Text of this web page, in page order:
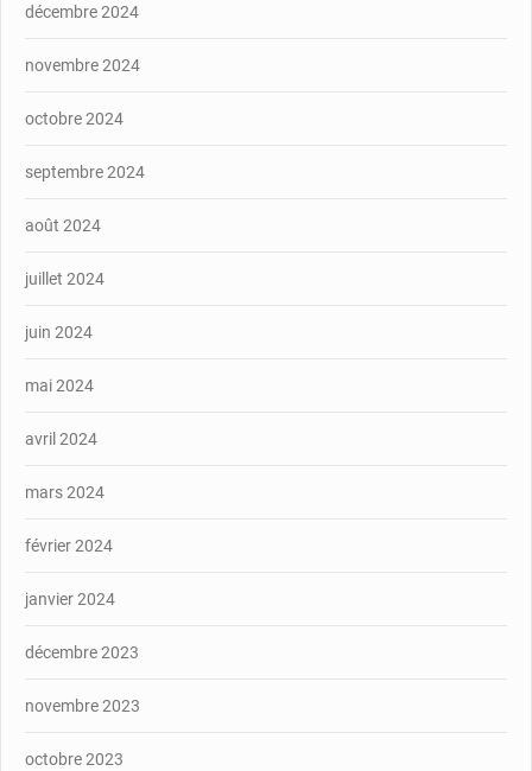
décembre 2024
novembre 2024
octobre 2024
septembre 2024
août 2024
juillet 2024
juin 2024
mai 2024
avril 2024
mars 2024
février 2024
janvier 2024
décembre 2023
novembre 2023
octobre 2023